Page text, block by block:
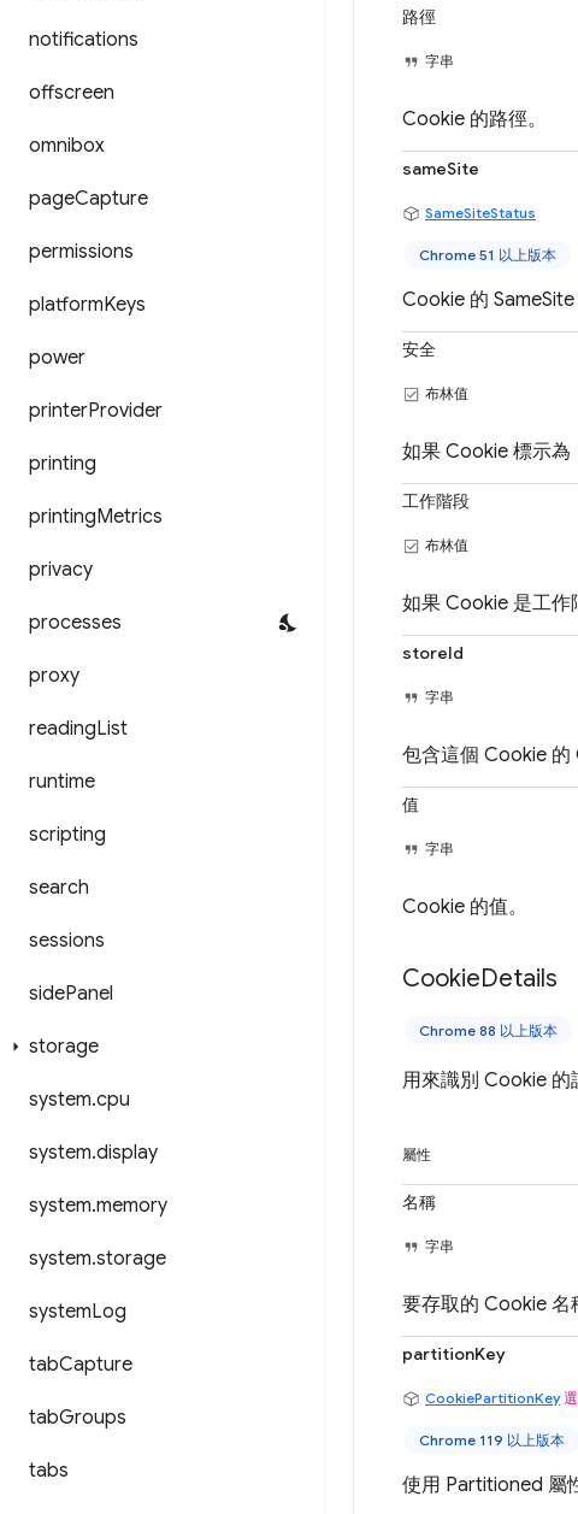
notifications
offscreen
omnibox
pageCapture
permissions
platformKeys
power
printerProvider
printing
printingMetrics
privacy
processes
proxy
readingList
runtime
scripting
search
sessions
sidePanel
storage
system.cpu
system.display
system.memory
system.storage
systemLog
tabCapture
tabGroups
tabs
路徑
字串
Cookie 的路徑。
sameSite
SameSiteStatus
Chrome 51 以上版本
Cookie 的
安全
布林值
如果 Cookie 標示為
工作階段
布林值
如果 Cookie 是工作
storeId
字串
包含這個 Cookie 的
值
字串
Cookie 的值。
CookieDetails
Chrome 88 以上版本
用來識別 Cookie 的
屬性
名稱
字串
要存取的 Cookie 名
partitionKey
CookiePartitionKey
Chrome 119 以上版本
使用 Partitioned 屬